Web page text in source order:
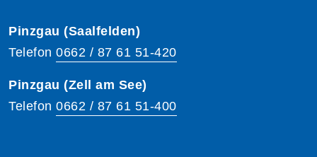
Pinzgau (Saalfelden)
Telefon 0662 / 87 61 51-420
Pinzgau (Zell am See)
Telefon 0662 / 87 61 51-400